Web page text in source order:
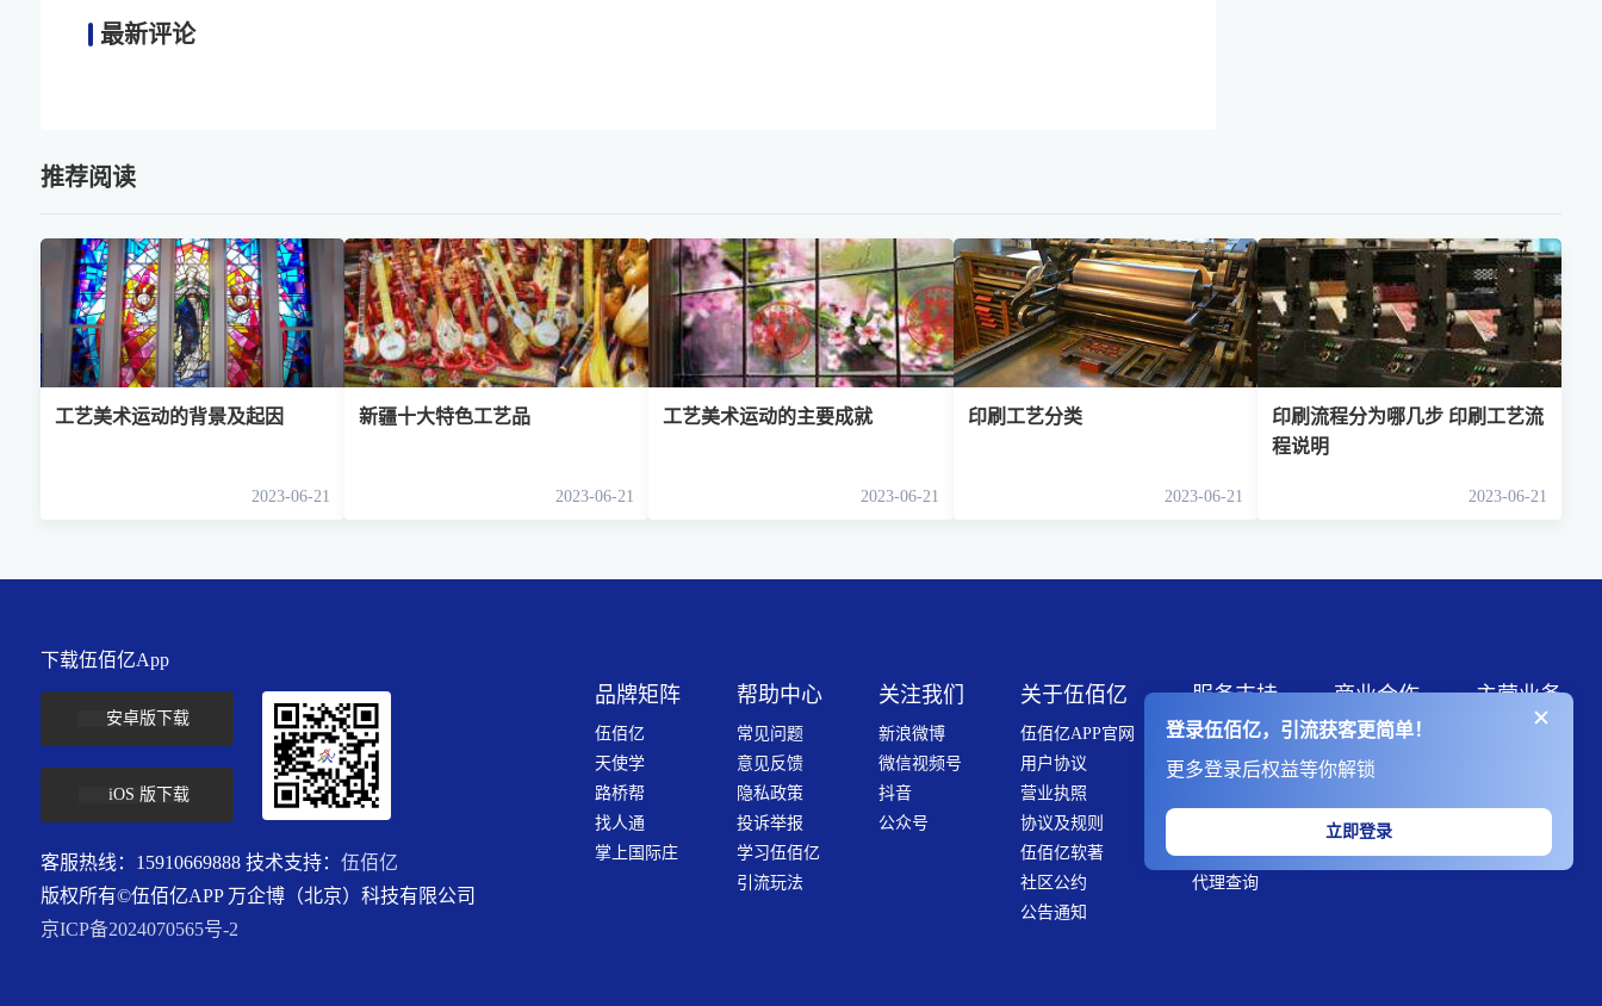
最新评论
推荐阅读
工艺美术运动的背景及起因
2023-06-21
新疆十大特色工艺品
2023-06-21
工艺美术运动的主要成就
2023-06-21
印刷工艺分类
2023-06-21
印刷流程分为哪几步 印刷工艺流
程说明
2023-06-21
下载伍佰亿App
安卓版下载
iOS 版下载
客服热线：15910669888 技术支持： 伍佰亿
版权所有©伍佰亿APP 万企博（北京）科技有限公司
京ICP备2024070565号-2
品牌矩阵
伍佰亿
天使学
路桥帮
找人通
掌上国际庄
帮助中心
常见问题
意见反馈
隐私政策
投诉举报
学习伍佰亿
引流玩法
关注我们
新浪微博
微信视频号
抖音
公众号
关于伍佰亿
伍佰亿APP官网
用户协议
营业执照
协议及规则
伍佰亿软著
社区公约
公告通知
服务支持
伍佰亿会员
头像加V
申请代理
代理查询
商业合作
推广服务
战略合作
团长合作
联系我们
主营业务
本地引流
登录伍佰亿，引流获客更简单！
更多登录后权益等你解锁
立即登录